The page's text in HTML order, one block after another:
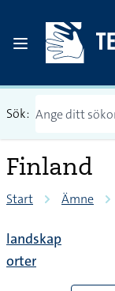
Sök:
Finland
Start Ämne
landskap
orter